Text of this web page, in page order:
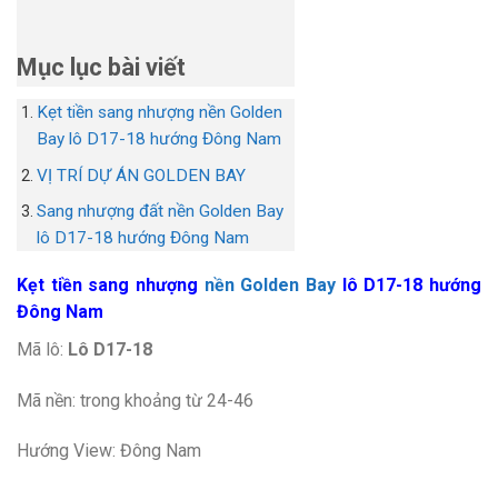
Mục lục bài viết
Kẹt tiền sang nhượng nền Golden
Bay lô D17-18 hướng Đông Nam
VỊ TRÍ DỰ ÁN GOLDEN BAY
Sang nhượng đất nền Golden Bay
lô D17-18 hướng Đông Nam
Kẹt tiền sang nhượng nền Golden Bay lô D17-18 hướng
Đông Nam
Mã lô: Lô D17-18
Mã nền: trong khoảng từ 24-46
Hướng View: Đông Nam